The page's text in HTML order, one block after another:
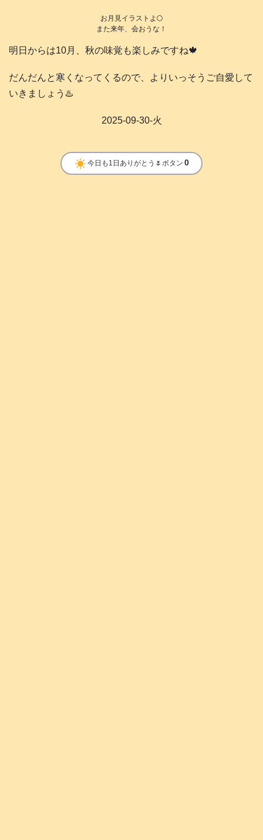
お月見イラストよ🌕️
また来年、会おうな！
明日からは10月、秋の味覚も楽しみですね🍁
だんだんと寒くなってくるので、よりいっそうご自愛して
いきましょう♨️
2025-09-30-火
clear_day 今日も1日ありがとう🌷ボタン 0